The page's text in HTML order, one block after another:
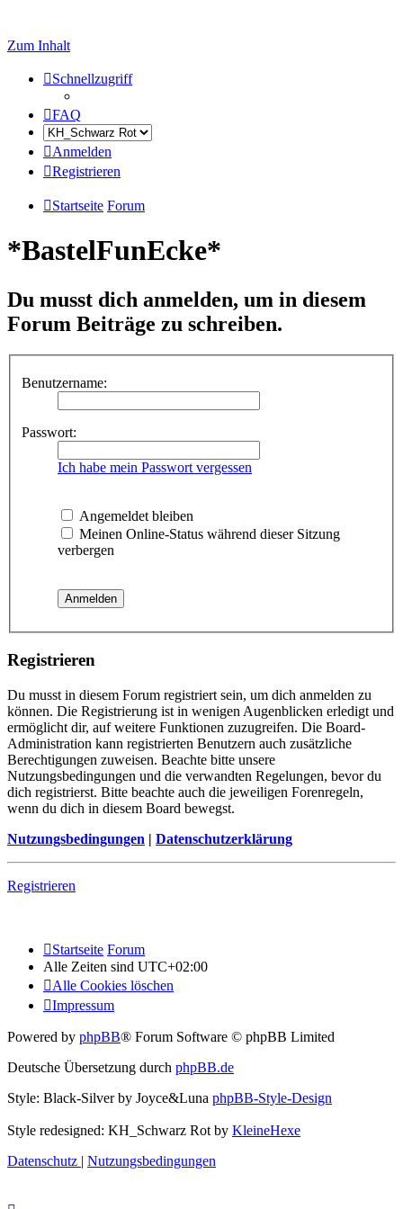
Zum Inhalt
Schnellzugriff
FAQ
Anmelden
Registrieren
Startseite Forum
*BastelFunEcke*
Du musst dich anmelden, um in diesem
Forum Beiträge zu schreiben.
Benutzername:
Passwort:
Ich habe mein Passwort vergessen
Angemeldet bleiben
Meinen Online-Status während dieser Sitzung
verbergen
Registrieren
Du musst in diesem Forum registriert sein, um dich anmelden zu
können. Die Registrierung ist in wenigen Augenblicken erledigt und
ermöglicht dir, auf weitere Funktionen zuzugreifen. Die Board-
Administration kann registrierten Benutzern auch zusätzliche
Berechtigungen zuweisen. Beachte bitte unsere
Nutzungsbedingungen und die verwandten Regelungen, bevor du
dich registrierst. Bitte beachte auch die jeweiligen Forenregeln,
wenn du dich in diesem Board bewegst.
Nutzungsbedingungen | Datenschutzerklärung
Registrieren
Startseite Forum
Alle Zeiten sind UTC+02:00
Alle Cookies löschen
Impressum
Powered by phpBB® Forum Software © phpBB Limited
Deutsche Übersetzung durch phpBB.de
Style: Black-Silver by Joyce&Luna phpBB-Style-Design
Style redesigned: KH_Schwarz Rot by KleineHexe
Datenschutz | Nutzungsbedingungen